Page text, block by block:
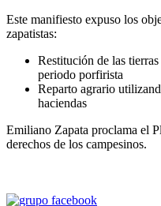
Este manifiesto expuso los
zapatistas:
Restitución de las
periodo porfirista
Reparto agrario
haciendas
Emiliano Zapata proclama el
derechos de los campesinos.